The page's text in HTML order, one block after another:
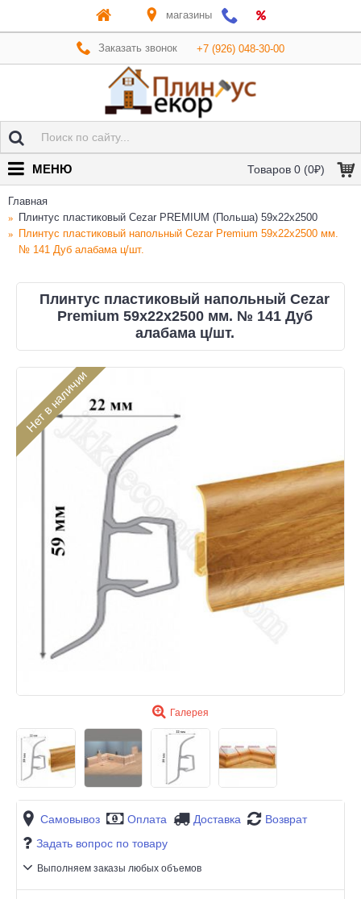
магазины
Заказать звонок +7 (926) 048-30-00
Товаров 0 (0₽)
МЕНЮ
Главная
Плинтус пластиковый Cezar PREMIUM (Польша) 59х22x2500
Плинтус пластиковый напольный Cezar Premium 59х22x2500 мм.
№ 141 Дуб алабама ц/шт.
Плинтус пластиковый напольный Cezar
Premium 59х22x2500 мм. № 141 Дуб
алабама ц/шт.
Нет в наличии
Галерея
Самовывоз Оплата Доставка
Возврат
Задать вопрос по товару
Выполняем заказы любых объемов